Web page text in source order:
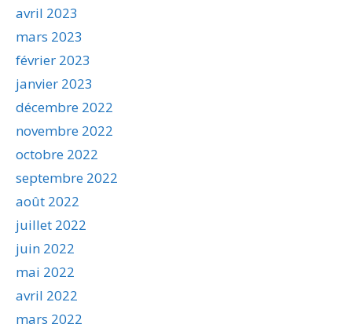
avril 2023
mars 2023
février 2023
janvier 2023
décembre 2022
novembre 2022
octobre 2022
septembre 2022
août 2022
juillet 2022
juin 2022
mai 2022
avril 2022
mars 2022